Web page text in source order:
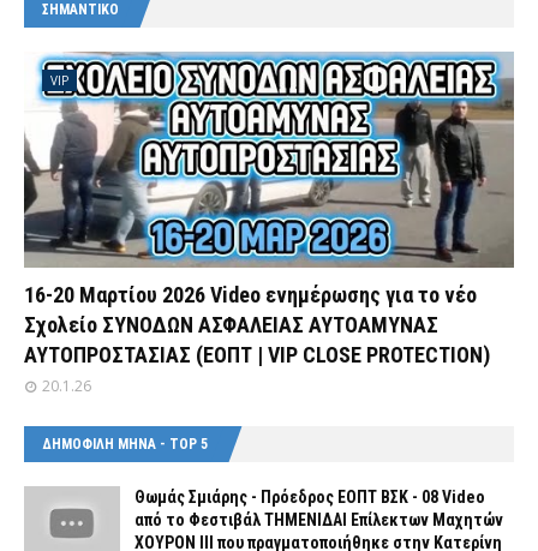
ΣΗΜΑΝΤΙΚΟ
VIP
16-20 Μαρτίου 2026 Video ενημέρωσης για το νέο
Σχολείο ΣΥΝΟΔΩΝ ΑΣΦΑΛΕΙΑΣ ΑΥΤΟΑΜΥΝΑΣ
ΑΥΤΟΠΡΟΣΤΑΣΙΑΣ (ΕΟΠΤ | VIP CLOSE PROTECTION)
20.1.26
ΔΗΜΟΦΙΛΗ ΜΗΝΑ - TOP 5
Θωμάς Σμιάρης - Πρόεδρος ΕΟΠΤ ΒΣΚ - 08 Video
από το Φεστιβάλ ΤΗΜΕΝΙΔΑΙ Επίλεκτων Μαχητών
ΧΟΥΡΟΝ ΙΙΙ που πραγματοποιήθηκε στην Κατερίνη